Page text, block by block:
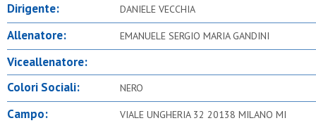
Dirigente: DANIELE VECCHIA
Allenatore: EMANUELE SERGIO MARIA GANDINI
Viceallenatore:
Colori Sociali:
NERO
Campo: VIALE UNGHERIA 32 20138 MILANO MI